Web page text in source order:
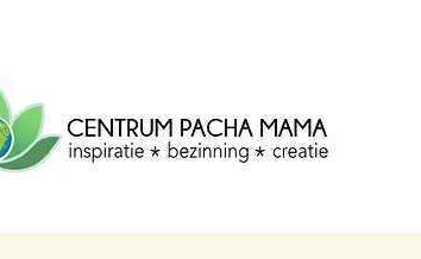
Centrum voor inspiratie, bezinning &
creatie.